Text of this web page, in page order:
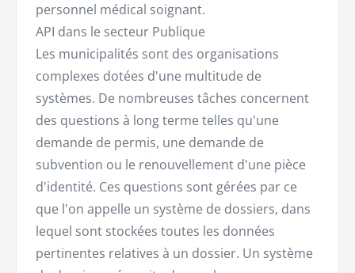
personnel médical soignant.
API dans le secteur Publique
Les municipalités sont des organisations
complexes dotées d'une multitude de
systèmes. De nombreuses tâches concernent
des questions à long terme telles qu'une
demande de permis, une demande de
subvention ou le renouvellement d'une pièce
d'identité. Ces questions sont gérées par ce
que l'on appelle un système de dossiers, dans
lequel sont stockées toutes les données
pertinentes relatives à un dossier. Un système